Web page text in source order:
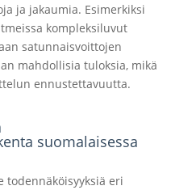
ja jakaumia. Esimerkiksi
kompleksiluvut
satunnaisvoittojen
mahdollisia tuloksia, mikä
ennustettavuutta.
suomalaisessa
todennäköisyyksiä eri